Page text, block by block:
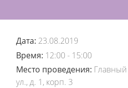
Дата: 23.08.2019
Время: 12:00 - 15:00
Место проведения:
ул., д. 1, корп. 3